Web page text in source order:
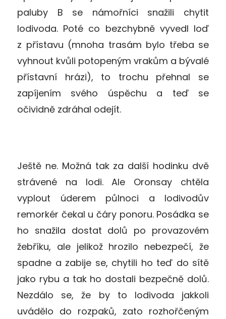
paluby B se námořníci snažili chytit
lodivoda. Poté co bezchybně vyvedl loď
z přístavu (mnoha trasám bylo třeba se
vyhnout kvůli potopeným vrakům a bývalé
přístavní hrázi), to trochu přehnal se
zapíjením svého úspěchu a teď se
očividně zdráhal odejít.
Ještě ne. Možná tak za další hodinku dvě
strávené na lodi. Ale Oronsay chtěla
vyplout úderem půlnoci a lodivodův
remorkér čekal u čáry ponoru. Posádka se
ho snažila dostat dolů po provazovém
žebříku, ale jelikož hrozilo nebezpečí, že
spadne a zabije se, chytili ho teď do sítě
jako rybu a tak ho dostali bezpečně dolů.
Nezdálo se, že by to lodivoda jakkoli
uvádělo do rozpaků, zato rozhořčeným